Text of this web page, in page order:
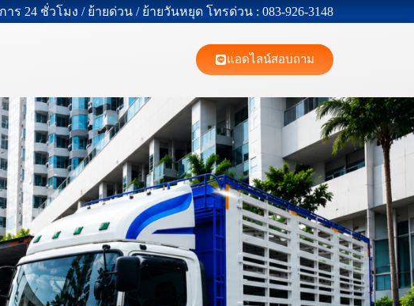
าร 24 ชั่วโมง / ย้ายด่วน / ย้ายวันหยุด โทรด่วน : 083-926-3148
แอดไลน์สอบถาม